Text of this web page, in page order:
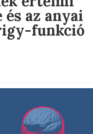
hormonvizsgálat
hormonvizsgálat
és az anyai
funkció